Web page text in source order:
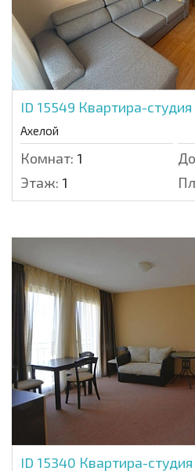
ID 15549 Квартира-
Ахелой
Комнат: 1
Этаж: 1
ID 15340 Квартира-